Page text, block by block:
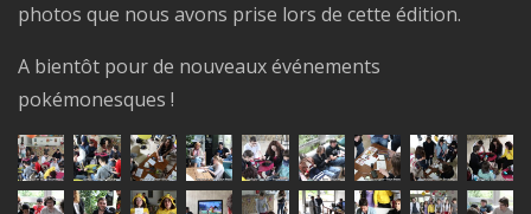
photos que nous avons prise lors de cette édition.
A bientôt pour de nouveaux événements
pokémonesques !